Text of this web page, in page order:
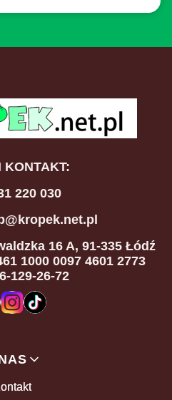
KONTAKT:
220 030
16 A, 91-335 Łódź
1000 0097 4601 2773
129-26-72